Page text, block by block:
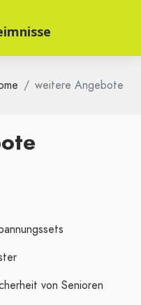
weitere Angebote
von Senioren